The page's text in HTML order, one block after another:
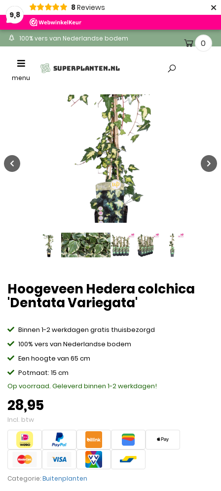
9,8
8Reviews ×
100% vers van Nederlandse bodem
Altijd gratis levering
Toggle
navigation
menu
SUPERPLANTEN.NL
0
Hoogeveen Hedera colchica
'Dentata Variegata'
Binnen 1-2 werkdagen gratis thuisbezorgd
100% vers van Nederlandse bodem
Een hoogte van 65 cm
Potmaat: 15 cm
Op voorraad. Geleverd binnen 1-2 werkdagen!
28,95
Incl. btw
Categorie:Buitenplanten